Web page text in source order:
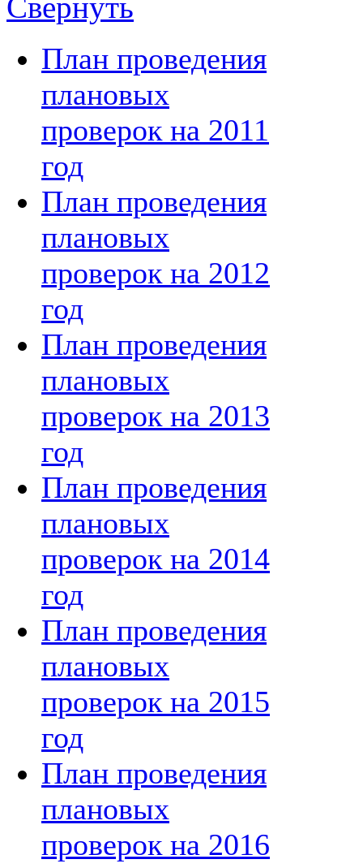
План проведения
плановых
проверок на 2011
год
План проведения
плановых
проверок на 2012
год
План проведения
плановых
проверок на 2013
год
План проведения
плановых
проверок на 2014
год
План проведения
плановых
проверок на 2015
год
План проведения
плановых
проверок на 2016